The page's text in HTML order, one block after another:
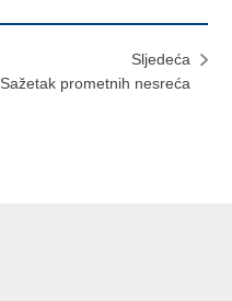
Sljedeća
Sažetak prometnih nesreća